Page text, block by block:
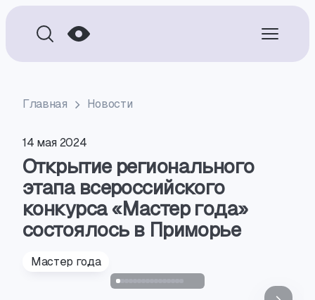
Главная Новости
14 мая 2024
Открытие регионального
этапа всероссийского
конкурса «Мастер года»
состоялось в Приморье
Мастер года